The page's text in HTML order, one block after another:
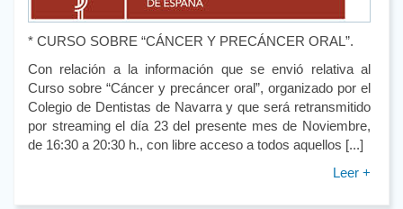
* CURSO SOBRE “CÁNCER Y PRECÁNCER ORAL”.
Con relación a la información que se envió relativa al
Curso sobre “Cáncer y precáncer oral”, organizado por el
Colegio de Dentistas de Navarra y que será retransmitido
por streaming el día 23 del presente mes de Noviembre,
de 16:30 a 20:30 h., con libre acceso a todos aquellos [...]
Leer +